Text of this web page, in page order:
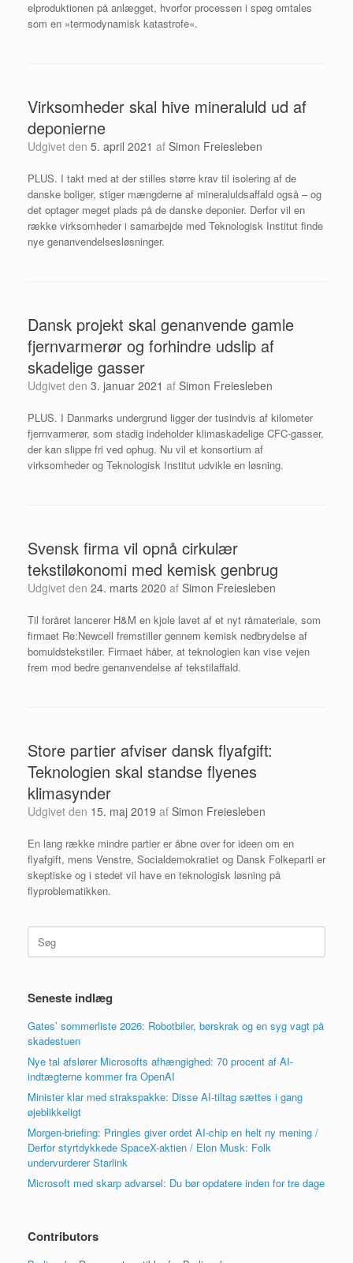
elproduktionen på anlægget, hvorfor processen i spøg omtales
som en »termodynamisk katastrofe«.
Virksomheder skal hive mineraluld ud af
deponierne
Udgivet den 5. april 2021 af Simon Freiesleben
PLUS. I takt med at der stilles større krav til isolering af de
danske boliger, stiger mængderne af mineraluldsaffald også – og
det optager meget plads på de danske deponier. Derfor vil en
række virksomheder i samarbejde med Teknologisk Institut finde
nye genanvendelsesløsninger.
Dansk projekt skal genanvende gamle
fjernvarmerør og forhindre udslip af
skadelige gasser
Udgivet den 3. januar 2021 af Simon Freiesleben
PLUS. I Danmarks undergrund ligger der tusindvis af kilometer
fjernvarmerør, som stadig indeholder klimaskadelige CFC-gasser,
der kan slippe fri ved ophug. Nu vil et konsortium af
virksomheder og Teknologisk Institut udvikle en løsning.
Svensk firma vil opnå cirkulær
tekstiløkonomi med kemisk genbrug
Udgivet den 24. marts 2020 af Simon Freiesleben
Til foråret lancerer H&M en kjole lavet af et nyt råmateriale, som
firmaet Re:Newcell fremstiller gennem kemisk nedbrydelse af
bomuldstekstiler. Firmaet håber, at teknologien kan vise vejen
frem mod bedre genanvendelse af tekstilaffald.
Store partier afviser dansk flyafgift:
Teknologien skal standse flyenes
klimasynder
Udgivet den 15. maj 2019 af Simon Freiesleben
En lang række mindre partier er åbne over for ideen om en
flyafgift, mens Venstre, Socialdemokratiet og Dansk Folkeparti er
skeptiske og i stedet vil have en teknologisk løsning på
flyproblematikken.
Søg
efter:
Seneste indlæg
Gates’ sommerliste 2026: Robotbiler, børskrak og en syg vagt på
skadestuen
Nye tal afslører Microsofts afhængighed: 70 procent af AI-
indtægterne kommer fra OpenAI
Minister klar med strakspakke: Disse AI-tiltag sættes i gang
øjeblikkeligt
Morgen-briefing: Pringles giver ordet AI-chip en helt ny mening /
Derfor styrtdykkede SpaceX-aktien / Elon Musk: Folk
undervurderer Starlink
Microsoft med skarp advarsel: Du bør opdatere inden for tre dage
Contributors